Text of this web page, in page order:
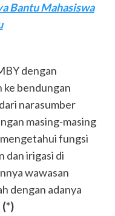
Bantu Mahasiswa
dengan
ke bendungan
narasumber
masing-masing
fungsi
dan irigasi di
wawasan
dengan adanya
(*)